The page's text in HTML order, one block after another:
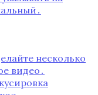
несколько
видео․